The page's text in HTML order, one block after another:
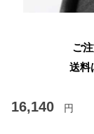
ご
送料
16,140 円